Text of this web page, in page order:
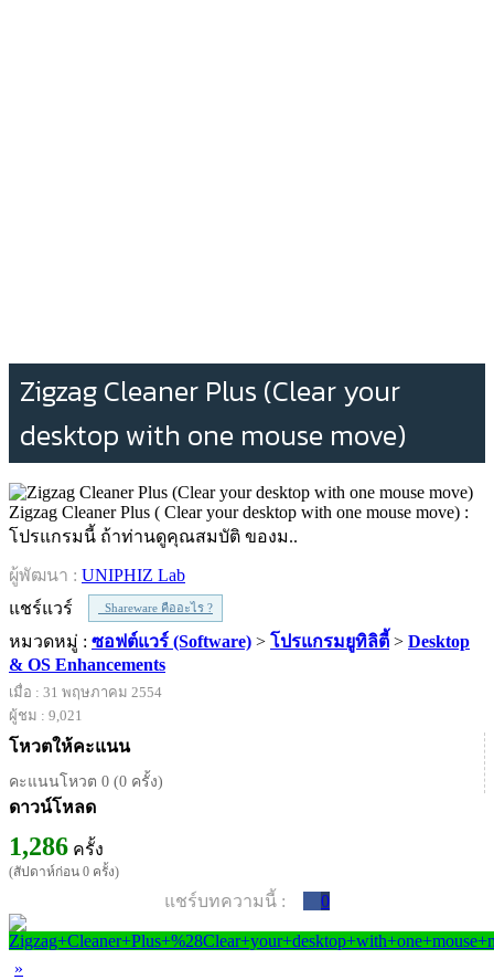
Zigzag Cleaner Plus (Clear your
desktop with one mouse move)
Zigzag Cleaner Plus ( Clear your desktop with one mouse move) :
โปรแกรมนี้ ถ้าท่านดูคุณสมบัติ ของม..
ผู้พัฒนา : UNIPHIZ Lab
แชร์แวร์
Shareware คืออะไร ?
หมวดหมู่ : ซอฟต์แวร์ (Software) > โปรแกรมยูทิลิตี้ > Desktop
& OS Enhancements
เมื่อ : 31 พฤษภาคม 2554
ผู้ชม : 9,021
โหวตให้คะแนน
คะแนนโหวต 0 (0 ครั้ง)
ดาวน์โหลด
1,286 ครั้ง
(สัปดาห์ก่อน 0 ครั้ง)
แชร์บทความนี้ : 0
»